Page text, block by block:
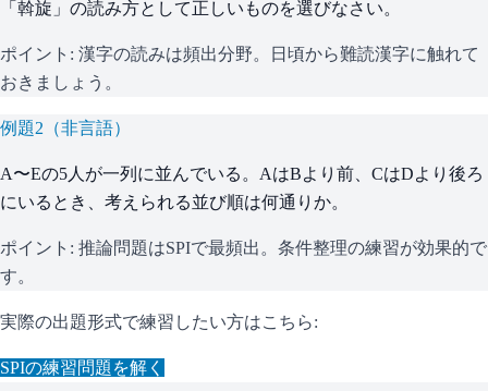
「斡旋」の読み方として正しいものを選びなさい。
ポイント: 漢字の読みは頻出分野。日頃から難読漢字に触れて
おきましょう。
例題2 （非言語）
A〜Eの5人が一列に並んでいる。AはBより前、CはDより後ろ
にいるとき、考えられる並び順は何通りか。
ポイント: 推論問題はSPIで最頻出。条件整理の練習が効果的で
す。
実際の出題形式で練習したい方はこちら:
SPIの練習問題を解く